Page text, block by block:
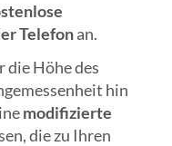
Telefonan.
die Höhe des
hin
modifizierte
die zu Ihren